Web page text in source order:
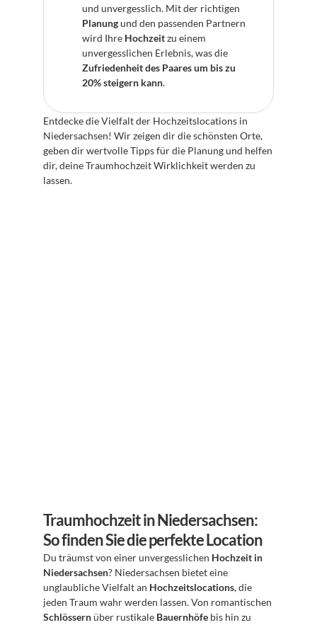
Planung und den passenden Partnern
wird Ihre Hochzeit zu einem
Zufriedenheit des Paares um bis zu
20% steigern kann.
Entdecke die Vielfalt der Hochzeitslocations in
Niedersachsen! Wir zeigen dir die schönsten Orte,
geben dir wertvolle Tipps für die Planung und helfen
dir, deine Traumhochzeit Wirklichkeit werden zu
lassen.
Traumhochzeit in Niedersachsen:
So finden Sie die perfekte Location
Du träumst von einer unvergesslichen Hochzeit in
Niedersachsen? Niedersachsen bietet eine
unglaubliche Vielfalt an Hochzeitslocations, die
Schlössern über rustikale Bauernhöfe bis hin zu